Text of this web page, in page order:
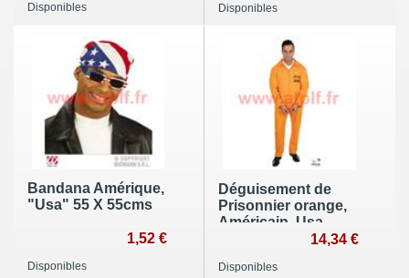
Disponibles Disponibles
Bandana Amérique,
"Usa" 55 X 55cms
1,52 €
Disponibles
Déguisement de
Prisonnier orange,
Américain, Usa,
14,34 €
Disponibles